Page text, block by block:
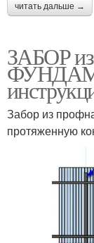
читать дальше →
ЗАБОР из
Забор из
протяженную